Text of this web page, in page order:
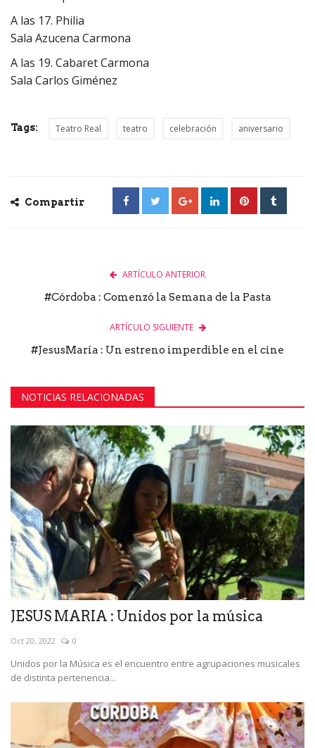
A las 17. Philia
Sala Azucena Carmona
A las 19. Cabaret Carmona
Sala Carlos Giménez
Tags: Teatro Real teatro celebración aniversario
Compartir
ARTÍCULO ANTERIOR
#Córdoba : Comenzó la Semana de la Pasta
ARTÍCULO SIGUIENTE
#JesusMaría : Un estreno imperdible en el cine
NOTICIAS RELACIONADAS
JESUS MARIA : Unidos por la música
Oct 20, 2022 0
Unidos por la Música es el encuentro entre agrupaciones musicales
de distinta pertenencia...